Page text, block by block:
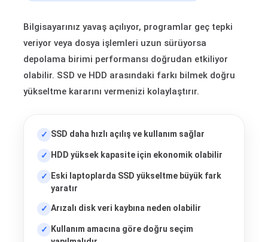
Bilgisayarınız yavaş açılıyor, programlar geç tepki
veriyor veya dosya işlemleri uzun sürüyorsa
depolama birimi performansı doğrudan etkiliyor
olabilir. SSD ve HDD arasındaki farkı bilmek doğru
yükseltme kararını vermenizi kolaylaştırır.
SSD daha hızlı açılış ve kullanım sağlar
HDD yüksek kapasite için ekonomik olabilir
Eski laptoplarda SSD yükseltme büyük fark
yaratır
Arızalı disk veri kaybına neden olabilir
Kullanım amacına göre doğru seçim